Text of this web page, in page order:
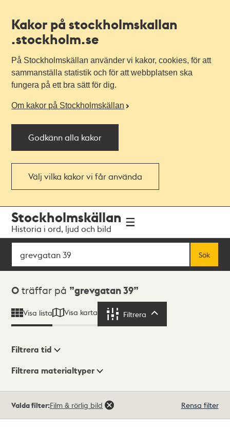
Kakor på stockholmskallan
.stockholm.se
På Stockholmskällan använder vi kakor, cookies, för att
sammanställa statistik och för att webbplatsen ska
fungera på ett bra sätt för dig.
Om kakor på Stockholmskällan
Godkänn alla kakor
Välj vilka kakor vi får använda
navigationen
huvudinnehållet
Stockholmskällan
Historia i ord, ljud och bild
Sök
Sök
Sökresultat
0 träffar på grevgatan 39
Visa lista Visa karta Filtrera
Visningsläge
Filtrera tid
Filtrera materialtyper
träffar
Valda filter:Film & rörlig bild Rensa filter